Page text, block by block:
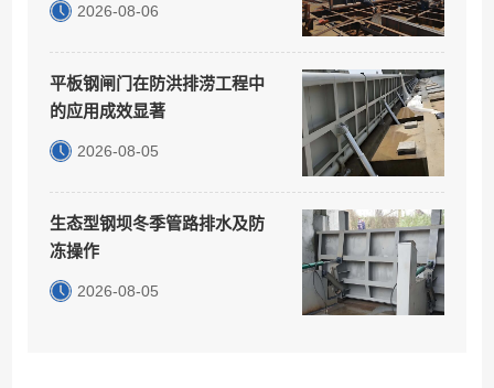
2026-08-06
平板钢闸门在防洪排涝工程中
的应用成效显著
2026-08-05
生态型钢坝冬季管路排水及防
冻操作
2026-08-05